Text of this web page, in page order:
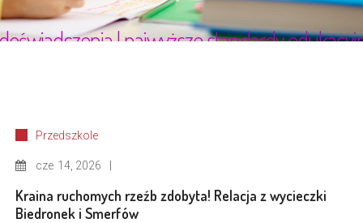
Przedszkole
cze 14, 2026
Kraina ruchomych rzeźb zdobyta! Relacja z wycieczki
Biedronek i Smerfów